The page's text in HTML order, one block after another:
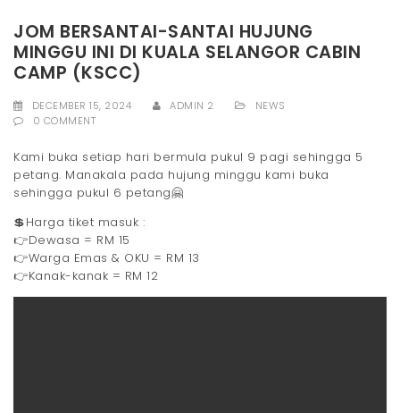
JOM BERSANTAI-SANTAI HUJUNG
MINGGU INI DI KUALA SELANGOR CABIN
CAMP (KSCC)
DECEMBER 15, 2024 ADMIN 2
NEWS
0 COMMENT
Kami buka setiap hari bermula pukul 9 pagi sehingga 5
petang. Manakala pada hujung minggu kami buka
sehingga pukul 6 petang🤗
💲Harga tiket masuk :
👉Dewasa = RM 15
👉Warga Emas & OKU = RM 13
👉Kanak-kanak = RM 12